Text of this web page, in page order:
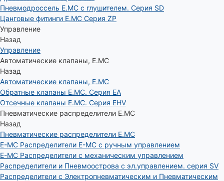
Пневмодроссель E.MC с глушителем. Серия SD
Цанговые фитинги E.MC Серия ZP
Управление
Назад
Управление
Автоматические клапаны, Е.МС
Назад
Автоматические клапаны, Е.МС
Обратные клапаны E.MC. Серия EA
Отсечные клапаны E.MC. Серия EHV
Пневматические распределители E.MC
Назад
Пневматические распределители E.MC
E-MC Распределители E-MC с ручным управлением
E-MC Распределители с механическим управлением
Распределители и Пневмоострова с эл.управлением. серия SV
Распределители с Электропневматическим и Пневматическим